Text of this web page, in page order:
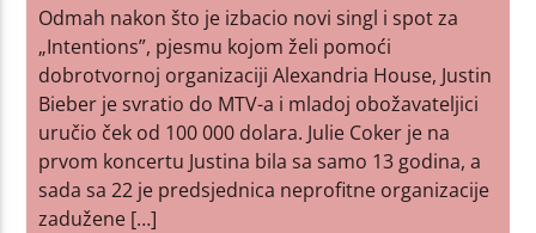
Odmah nakon što je izbacio novi singl i spot za
„Intentions”, pjesmu kojom želi pomoći
dobrotvornoj organizaciji Alexandria House, Justin
Bieber je svratio do MTV-a i mladoj obožavateljici
uručio ček od 100 000 dolara. Julie Coker je na
prvom koncertu Justina bila sa samo 13 godina, a
sada sa 22 je predsjednica neprofitne organizacije
zadužene […]